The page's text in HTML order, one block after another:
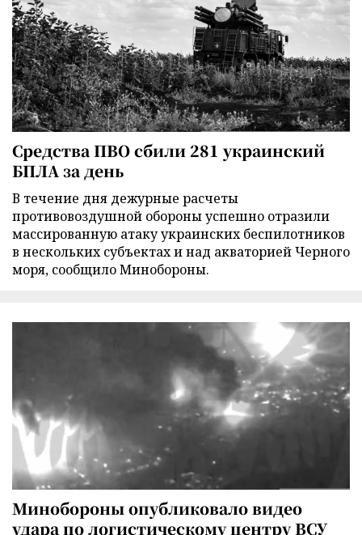
Средства ПВО сбили 281 украинский
БПЛА за день
В течение дня дежурные расчеты
противовоздушной обороны успешно отразили
массированную атаку украинских беспилотников
в нескольких субъектах и над акваторией Черного
моря, сообщило Минобороны.
Минобороны опубликовало видео
удара по логистическому центру ВСУ